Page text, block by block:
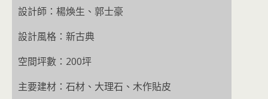
設計師：楊煥生、郭士豪
設計風格：新古典
空間坪數：200坪
主要建材：石材、大理石、木作貼皮